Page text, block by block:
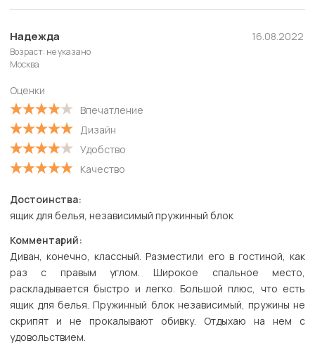
Надежда
Возраст: не указано
Москва
Оценки
Впечатление
Дизайн
Удобство
Качество
16.08.2022
Достоинства:
ящик для белья, независимый пружинный блок
Комментарий:
Диван, конечно, классный. Разместили его в гостиной, как
раз с правым углом. Широкое спальное место,
раскладывается быстро и легко. Большой плюс, что есть
ящик для белья. Пружинный блок независимый, пружины не
скрипят и не прокалывают обивку. Отдыхаю на нем с
удовольствием.